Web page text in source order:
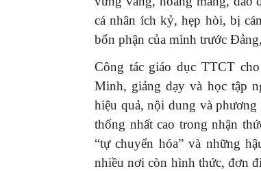
cá nhân ích kỷ, hẹp hòi, bị
bổn phận của mình trước
Công tác giáo dục TTCT
Minh, giảng dạy và học tập
hiệu quả, nội dung và
thống nhất cao trong nhận
“tự chuyển hóa” và những
nhiều nơi còn hình thức, đơn
GIỚI THIỆU SÁCH
Ra mắt ba
mừng Đại hội